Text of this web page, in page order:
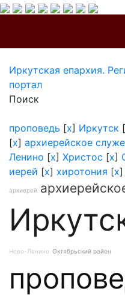
Иркутская епархия.
портал
Поиск
проповедь [x] Иркутск [
[x] архиерейское
Ленино [x] Христос [x]
иерей [x] хиротония [x]
архиерей
Ново-Ленино Октябрьский район